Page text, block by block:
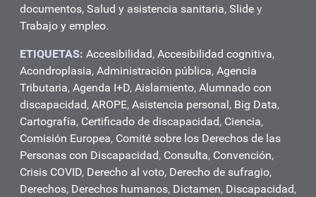
documentos, Salud y asistencia sanitaria, Slide y
Trabajo y empleo.
ETIQUETAS: Accesibilidad, Accesibilidad cognitiva,
Acondroplasia, Administración pública, Agencia
Tributaria, Agenda I+D, Aislamiento, Alumnado con
discapacidad, AROPE, Asistencia personal , Big Data,
Cartografía, Certificado de discapacidad, Ciencia,
Comisión Europea, Comité sobre los Derechos de las
Personas con Discapacidad, Consulta, Convención,
Crisis COVID, Derecho al voto, Derecho de sufragio,
Derechos, Derechos humanos, Dictamen, Discapacidad,